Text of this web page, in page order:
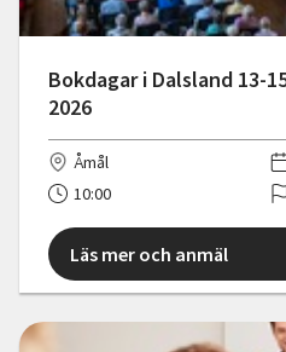
Bokdagar i Dalsland 13-
2026
Åmål
10:00
Läs mer och anmäl